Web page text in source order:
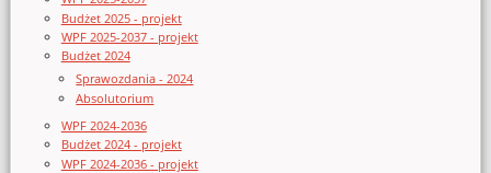
Budżet 2025 - projekt
WPF 2025-2037 - projekt
Budżet 2024
Sprawozdania - 2024
Absolutorium
WPF 2024-2036
Budżet 2024 - projekt
WPF 2024-2036 - projekt